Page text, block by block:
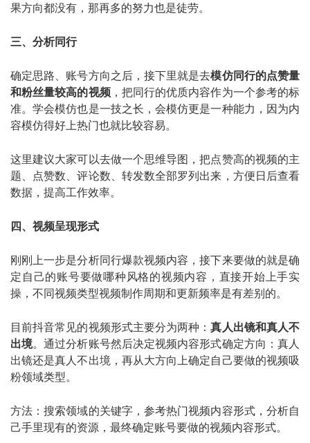
果方向都没有，那再多的努力也是徒劳。
三、分析同行
确定思路、账号方向之后，接下里就是去模仿同行的点赞量
和粉丝量较高的视频，把同行的优质内容作为一个参考的标
准。学会模仿也是一技之长，会模仿更是一种能力，因为内
容模仿得好上热门也就比较容易。
这里建议大家可以去做一个思维导图，把点赞高的视频的主
题、点赞数、评论数、转发数全部罗列出来，方便日后查看
数据，提高工作效率。
四、视频呈现形式
刚刚上一步是分析同行爆款视频内容，接下来要做的就是确
定自己的账号要做哪种风格的视频内容，直接开始上手实
操，不同视频类型视频制作周期和更新频率是有差别的。
目前抖音常见的视频形式主要分为两种：真人出镜和真人不
出境。通过分析账号然后决定视频内容形式确定方向：真人
出镜还是真人不出境，再从大方向上确定自己要做的视频吸
粉领域类型。
方法：搜索领域的关键字，参考热门视频内容形式，分析自
己手里现有的资源，最终确定账号要做的视频内容形式。